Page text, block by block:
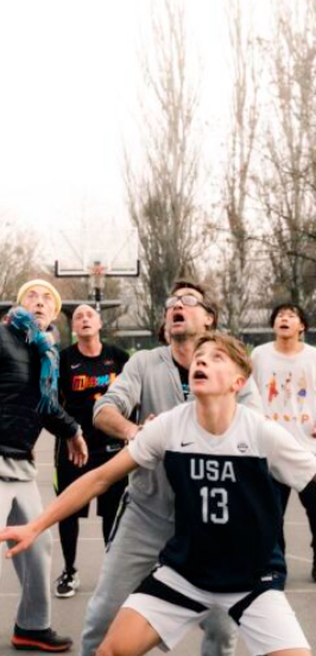
BENJAMIN PHAM